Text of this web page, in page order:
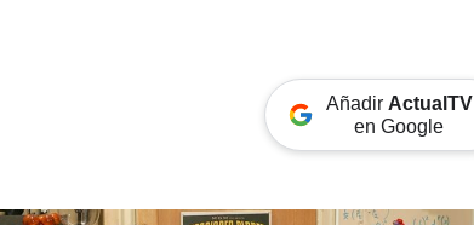
Añadir ActualTV
en Google